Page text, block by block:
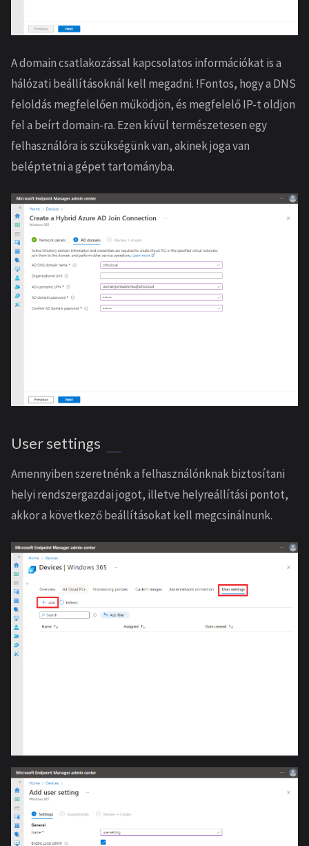
A domain csatlakozással kapcsolatos információkat is a
hálózati beállításoknál kell megadni. !Fontos, hogy a DNS
feloldás megfelelően működjön, és megfelelő IP-t oldjon
fel a beírt domain-ra. Ezen kívül természetesen egy
felhasználóra is szükségünk van, akinek joga van
beléptetni a gépet tartományba.
User settings
Amennyiben szeretnénk a felhasználónknak biztosítani
helyi rendszergazdai jogot, illetve helyreállítási pontot,
akkor a következő beállításokat kell megcsinálnunk.